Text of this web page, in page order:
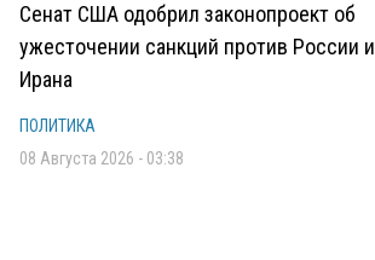
Сенат США одобрил законопроект об
ужесточении санкций против России и
Ирана
ПОЛИТИКА
08 Августа 2026 - 03:38